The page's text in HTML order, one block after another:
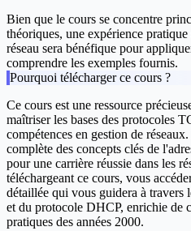
Bien que le cours se concentre
théoriques, une expérience
réseau sera bénéfique pour
comprendre les exemples fournis.
Pourquoi télécharger ce cours ?
Ce cours est une ressource
maîtriser les bases des protocoles
compétences en gestion de
complète des concepts clés de
pour une carrière réussie dans les
téléchargeant ce cours, vous
détaillée qui vous guidera à travers
et du protocole DHCP, enrichie de
pratiques des années 2000.